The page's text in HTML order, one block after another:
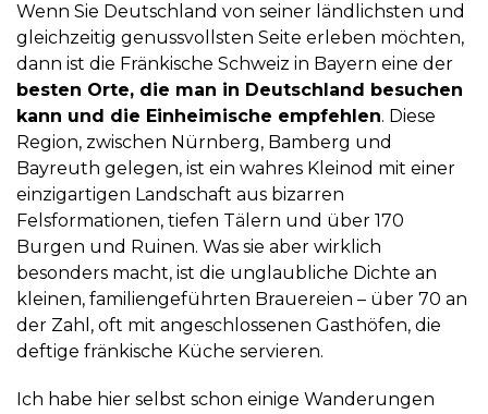
Wenn Sie Deutschland von seiner ländlichsten und
gleichzeitig genussvollsten Seite erleben möchten,
dann ist die Fränkische Schweiz in Bayern eine der
besten Orte, die man in Deutschland besuchen
kann und die Einheimische empfehlen. Diese
Region, zwischen Nürnberg, Bamberg und
Bayreuth gelegen, ist ein wahres Kleinod mit einer
einzigartigen Landschaft aus bizarren
Felsformationen, tiefen Tälern und über 170
Burgen und Ruinen. Was sie aber wirklich
besonders macht, ist die unglaubliche Dichte an
kleinen, familiengeführten Brauereien – über 70 an
der Zahl, oft mit angeschlossenen Gasthöfen, die
deftige fränkische Küche servieren.
Ich habe hier selbst schon einige Wanderungen